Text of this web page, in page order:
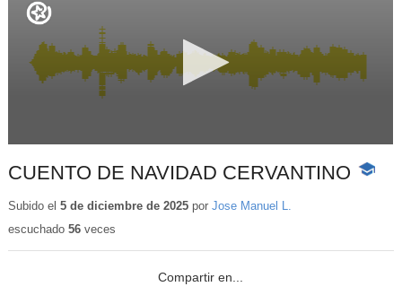
CUENTO DE NAVIDAD CERVANTINO
-
Subido el 5 de diciembre de 2025por Jose Manuel L.
escuchado 56veces